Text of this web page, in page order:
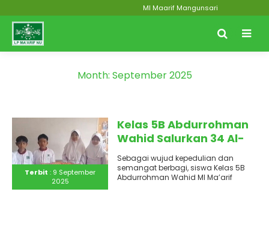
MI Maarif Mangunsari
Month: September 2025
Terbit : 9 September
2025
Kelas 5B Abdurrohman
Wahid Salurkan 34 Al-
Qur’an ke Masjid Sraten
Sebagai wujud kepedulian dan
semangat berbagi, siswa Kelas 5B
Abdurrohman Wahid MI Ma’arif